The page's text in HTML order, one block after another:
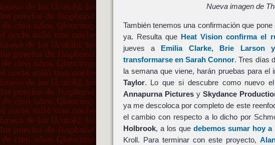
Nueva imagen de
También tenemos una confirmación que
ya. Resulta que Heat Vision confirma el
jueves a Emilia Clarke, Brie Larson
transformarse en Sarah Connor. Tres días
la semana que viene, harán pruebas para el
Taylor. Lo que si descubre como nuevo
Annapurna PicturesySkydance
ya me descoloca por completo de este
el cambio con respecto a lo dicho por
Holbrook, a los quedebemos sumar hoy a
Kroll. Para terminar con este proyecto,